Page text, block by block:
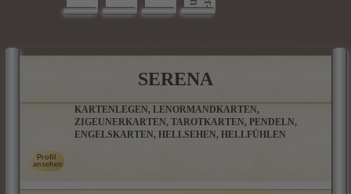
SERENA
KARTENLEGEN, LENORMANDKARTEN,
ZIGEUNERKARTEN, TAROTKARTEN, PENDELN,
ENGELSKARTEN, HELLSEHEN, HELLFÜHLEN